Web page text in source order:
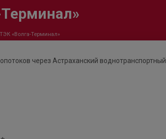
«Волга-Терминал»
через Астраханский воднотранспортный